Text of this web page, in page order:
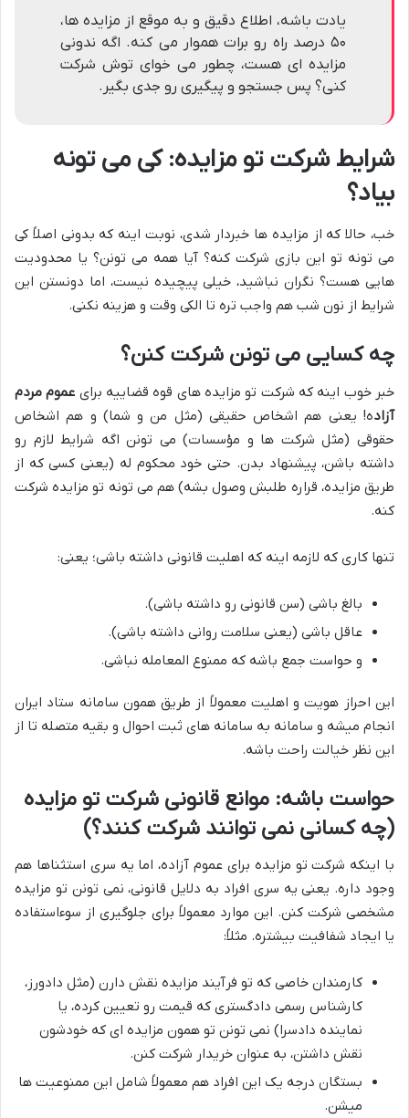
یادت باشه، اطلاع دقیق و به موقع از مزایده ها،
۵۰ درصد راه رو برات هموار می کنه. اگه ندونی
مزایده ای هست، چطور می خوای توش شرکت
کنی؟ پس جستجو و پیگیری رو جدی بگیر.
شرایط شرکت تو مزایده: کی می تونه
بیاد؟
خب، حالا که از مزایده ها خبردار شدی، نوبت اینه که بدونی اصلاً کی
می تونه تو این بازی شرکت کنه؟ آیا همه می تونن؟ یا محدودیت
هایی هست؟ نگران نباشید، خیلی پیچیده نیست، اما دونستن این
شرایط از نون شب هم واجب تره تا الکی وقت و هزینه نکنی.
چه کسایی می تونن شرکت کنن؟
خبر خوب اینه که شرکت تو مزایده های قوه قضاییه برای عموم مردم
آزاده! یعنی هم اشخاص حقیقی (مثل من و شما) و هم اشخاص
حقوقی (مثل شرکت ها و مؤسسات) می تونن اگه شرایط لازم رو
داشته باشن، پیشنهاد بدن. حتی خود محکوم له (یعنی کسی که از
طریق مزایده، قراره طلبش وصول بشه) هم می تونه تو مزایده شرکت
کنه.
تنها کاری که لازمه اینه که اهلیت قانونی داشته باشی؛ یعنی:
بالغ باشی (سن قانونی رو داشته باشی).
عاقل باشی (یعنی سلامت روانی داشته باشی).
و حواست جمع باشه که ممنوع المعامله نباشی.
این احراز هویت و اهلیت معمولاً از طریق همون سامانه ستاد ایران
انجام میشه و سامانه به سامانه های ثبت احوال و بقیه متصله تا از
این نظر خیالت راحت باشه.
حواست باشه: موانع قانونی شرکت تو مزایده
(چه کسانی نمی توانند شرکت کنند؟)
با اینکه شرکت تو مزایده برای عموم آزاده، اما یه سری استثناها هم
وجود داره. یعنی یه سری افراد به دلایل قانونی، نمی تونن تو مزایده
مشخصی شرکت کنن. این موارد معمولاً برای جلوگیری از سوءاستفاده
یا ایجاد شفافیت بیشتره. مثلاً:
کارمندان خاصی که تو فرآیند مزایده نقش دارن (مثل دادورز،
کارشناس رسمی دادگستری که قیمت رو تعیین کرده، یا
نماینده دادسرا) نمی تونن تو همون مزایده ای که خودشون
نقش داشتن، به عنوان خریدار شرکت کنن.
بستگان درجه یک این افراد هم معمولاً شامل این ممنوعیت ها
میشن.